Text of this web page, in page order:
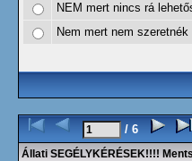
NEM mert nincs rá
Nem mert nem szeretnék
/ 6
Állati SEGÉLYKÉRÉSEK!!!!